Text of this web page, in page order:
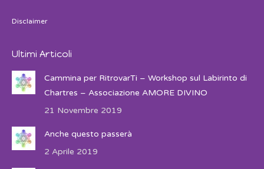
Disclaimer
Ultimi Articoli
Cammina per RitrovarTi – Workshop sul Labirinto di
Chartres – Associazione AMORE DIVINO
21 Novembre 2019
Anche questo passerà
2 Aprile 2019